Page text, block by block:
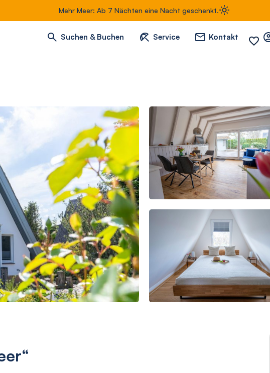
Mehr Meer: Ab 7 Nächten eine Nacht geschenkt.
Suchen & Buchen Service Kontakt